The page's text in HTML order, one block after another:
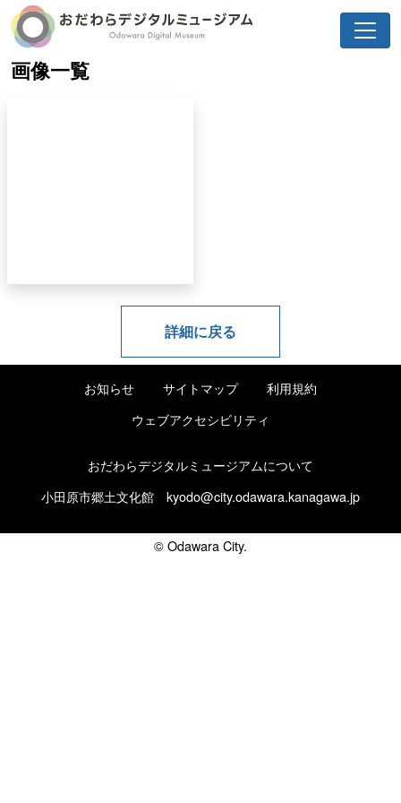
画像一覧
詳細に戻る
お知らせ サイトマップ
利用規約
ウェブアクセシビリティ
おだわらデジタルミュージアムについて
小田原市郷土文化館 kyodo@city.odawara.kanagawa.jp
© Odawara City.